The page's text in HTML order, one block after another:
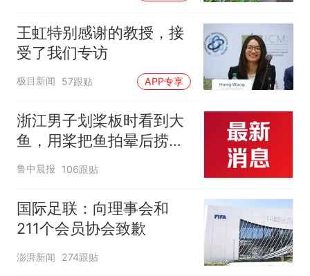
王虹特别感谢的教授，接
受了我们专访
极目新闻 57跟贴 APP专享
浙江男子划桨板时看到大
鱼，用桨把鱼拍晕后捞
起；当事人：鱼重7斤6
两，做成红烧辣子鱼块，
味道很好
鲁中晨报 106跟贴
国际足联：向理事会和
211个会员协会致歉
澎湃新闻 274跟贴